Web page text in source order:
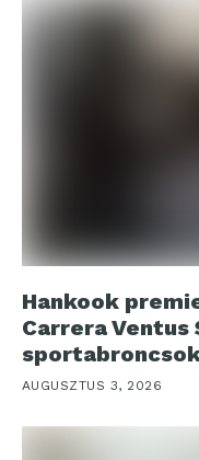
Hankook
Carrera Ventus
AUGUSZTUS 3, 2026